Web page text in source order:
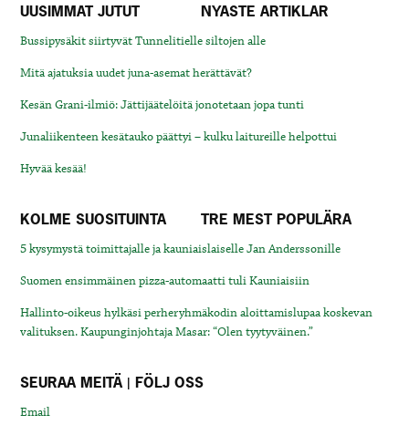
UUSIMMAT JUTUT NYASTE ARTIKLAR
Bussipysäkit siirtyvät Tunnelitielle siltojen alle
Mitä ajatuksia uudet juna-asemat herättävät?
Kesän Grani-ilmiö: Jättijäätelöitä jonotetaan jopa tunti
Junaliikenteen kesätauko päättyi – kulku laitureille helpottui
Hyvää kesää!
KOLME SUOSITUINTA TRE MEST POPULÄRA
5 kysymystä toimittajalle ja kauniaislaiselle Jan Anderssonille
Suomen ensimmäinen pizza-automaatti tuli Kauniaisiin
Hallinto-oikeus hylkäsi perheryhmäkodin aloittamislupaa koskevan
valituksen. Kaupunginjohtaja Masar: “Olen tyytyväinen.”
SEURAA MEITÄ | FÖLJ OSS
Email